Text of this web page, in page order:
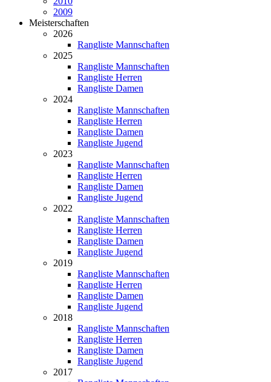
2009
Meisterschaften
2026
Rangliste Mannschaften
2025
Rangliste Mannschaften
Rangliste Herren
Rangliste Damen
2024
Rangliste Mannschaften
Rangliste Herren
Rangliste Damen
Rangliste Jugend
2023
Rangliste Mannschaften
Rangliste Herren
Rangliste Damen
Rangliste Jugend
2022
Rangliste Mannschaften
Rangliste Herren
Rangliste Damen
Rangliste Jugend
2019
Rangliste Mannschaften
Rangliste Herren
Rangliste Damen
Rangliste Jugend
2018
Rangliste Mannschaften
Rangliste Herren
Rangliste Damen
Rangliste Jugend
2017